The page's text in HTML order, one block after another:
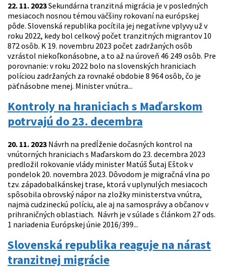
22. 11. 2023Sekundárna tranzitná migrácia je v posledných
mesiacoch nosnou témou väčšiny rokovaní na európskej
pôde. Slovenská republika pocítila jej negatívne vplyvy už v
roku 2022, kedy bol celkový počet tranzitných migrantov 10
872 osôb. K 19. novembru 2023 počet zadržaných osôb
vzrástol niekoľkonásobne, a to až na úroveň 46 249 osôb. Pre
porovnanie: v roku 2022 bolo na slovenských hraniciach
políciou zadržaných za rovnaké obdobie 8 964 osôb, čo je
päťnásobne menej. Minister vnútra...
Kontroly na hraniciach s Maďarskom
potrvajú do 23. decembra
20. 11. 2023 Návrh na predĺženie dočasných kontrol na
vnútorných hraniciach s Maďarskom do 23. decembra 2023
predložil rokovanie vlády minister Matúš Šutaj Eštok v
pondelok 20. novembra 2023. Dôvodom je migračná vlna po
tzv. západobalkánskej trase, ktorá v uplynulých mesiacoch
spôsobila obrovský nápor na zložky ministerstva vnútra,
najmä cudzineckú políciu, ale aj na samosprávy a občanov v
prihraničných oblastiach. Návrh je v súlade s článkom 27 ods.
1 nariadenia Európskej únie 2016/399...
Slovenská republika reaguje na nárast
tranzitnej migrácie